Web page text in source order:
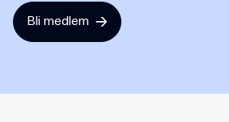
Bli medlem